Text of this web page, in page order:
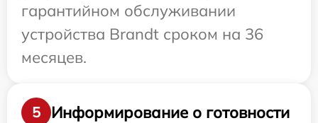
гарантийном обслуживании
устройства Brandt сроком на 36
месяцев.
5
Информирование о готовности